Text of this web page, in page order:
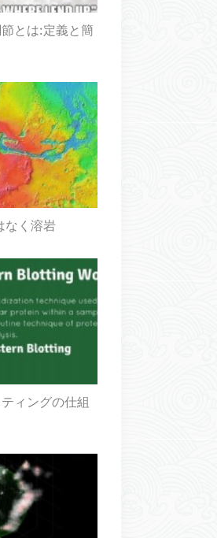
とは:定義と簡
なく溶岩
ィングの仕組